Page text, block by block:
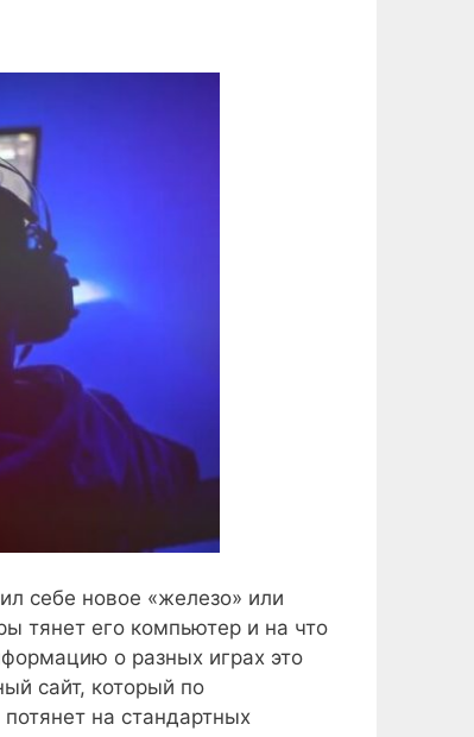
себе новое «железо» или
тянет его компьютер и на что
о разных играх это
сайт, который по
на стандартных